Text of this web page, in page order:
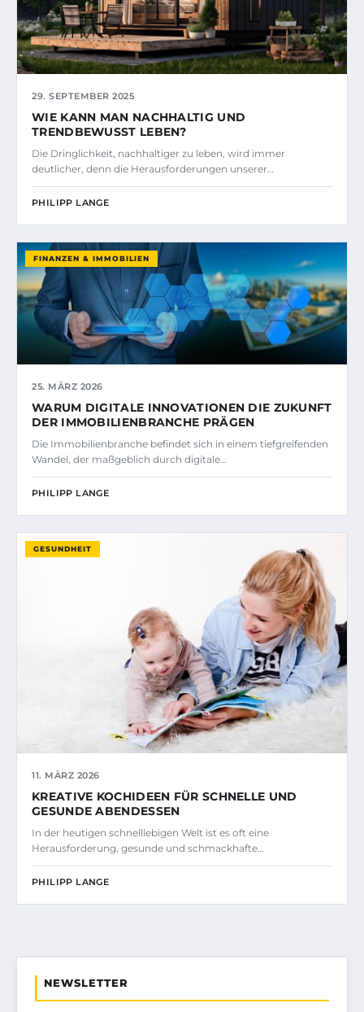
29. SEPTEMBER 2025
WIE KANN MAN NACHHALTIG UND
TRENDBEWUSST LEBEN?
Die Dringlichkeit, nachhaltiger zu leben, wird immer
deutlicher, denn die Herausforderungen unserer…
PHILIPP LANGE
FINANZEN & IMMOBILIEN
25. MÄRZ 2026
WARUM DIGITALE INNOVATIONEN DIE ZUKUNFT
DER IMMOBILIENBRANCHE PRÄGEN
Die Immobilienbranche befindet sich in einem tiefgreifenden
Wandel, der maßgeblich durch digitale…
PHILIPP LANGE
GESUNDHEIT
11. MÄRZ 2026
KREATIVE KOCHIDEEN FÜR SCHNELLE UND
GESUNDE ABENDESSEN
In der heutigen schnelllebigen Welt ist es oft eine
Herausforderung, gesunde und schmackhafte…
PHILIPP LANGE
NEWSLETTER